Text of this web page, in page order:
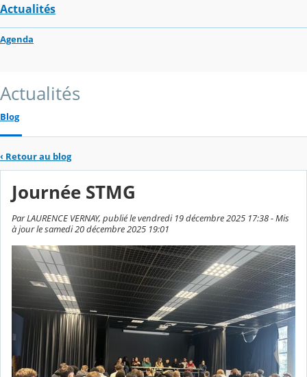
Actualités
Agenda
Actualités
Blog
‹ Retour au blog
Journée STMG
Par LAURENCE VERNAY, publié le vendredi 19 décembre 2025 17:38 - Mis
à jour le samedi 20 décembre 2025 19:01